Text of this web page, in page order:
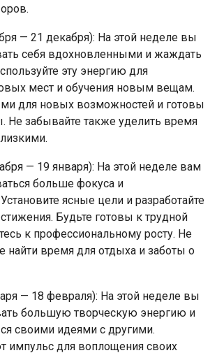
— 21 декабря): На этой неделе вы
себя вдохновленными и жаждать
эту энергию для
мест и обучения новым вещам.
для новых возможностей и готовы
Не забывайте также уделить время
— 19 января): На этой неделе вам
больше фокуса и
ясные цели и разработайте
Будьте готовы к трудной
к профессиональному росту. Не
найти время для отдыха и заботы о
— 18 февраля): На этой неделе вы
большую творческую энергию и
своими идеями с другими.
импульс для воплощения своих